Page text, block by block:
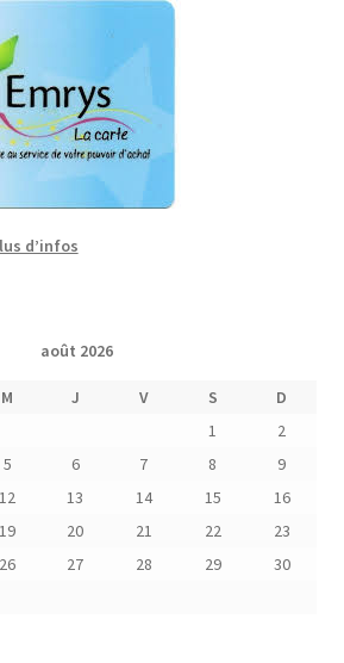
d’infos
août 2026
M J V S
D
1
2
5 6 7 8
9
12 13 14 15
16
19 20 21 22
23
26 27 28 29
30